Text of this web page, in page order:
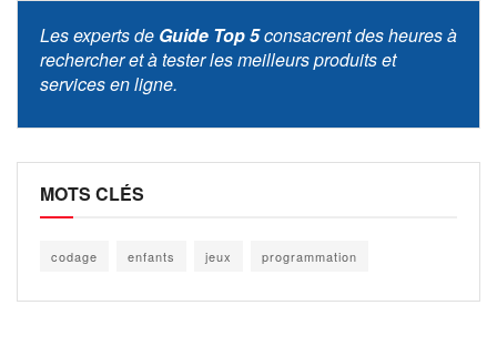
Les experts de Guide Top 5consacrent des heures à
rechercher et à tester les meilleurs produits et
services en ligne.
MOTS CLÉS
codage enfants jeux programmation